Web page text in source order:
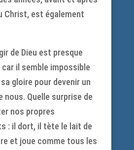
Christ, est également
de Dieu est presque
il semble impossible
gloire pour devenir un
nous. Quelle surprise de
nos propres
: il dort, il tète le lait de
et joue comme tous les